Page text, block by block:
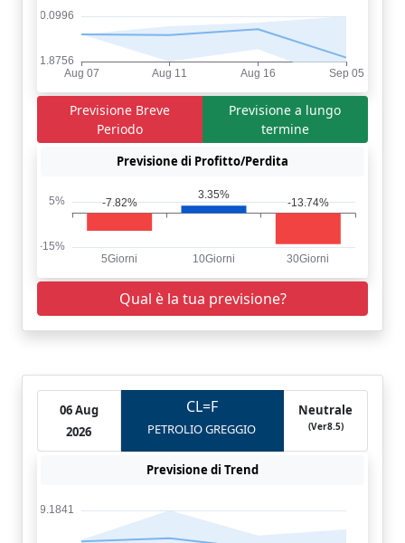
Previsione Breve
Periodo
Previsione a lungo
termine
Previsione di Profitto/Perdita
Qual è la tua previsione?
06 Aug
2026
CL=F
PETROLIO GREGGIO
Neutrale
(Ver8.5)
Previsione di Trend